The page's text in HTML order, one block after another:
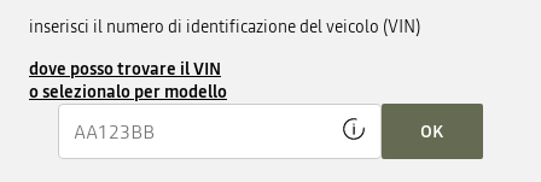
inserisci il numero di identificazione del veicolo (VIN)
dove posso trovare il VIN
o selezionalo per modello
OK